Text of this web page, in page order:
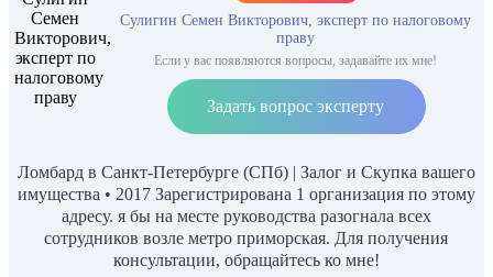
Сулигин Семен Викторович, эксперт по налоговому
праву
Если у вас появляются вопросы, задавайте их мне!
Задать вопрос эксперту
Ломбард в Санкт-Петербурге (СПб) | Залог и Скупка вашего
имущества • 2017 Зарегистрирована 1 организация по этому
адресу. я бы на месте руководства разогнала всех
сотрудников возле метро приморская. Для получения
консультации, обращайтесь ко мне!